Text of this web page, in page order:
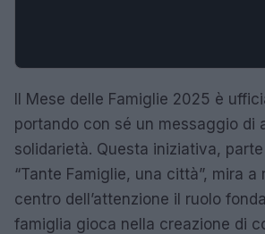
Il Mese delle Famiglie 2025 è
portando con sé un messaggio di
solidarietà. Questa iniziativa,
“Tante Famiglie, una città”, mira a
centro dell’attenzione il ruolo
famiglia gioca nella creazione di